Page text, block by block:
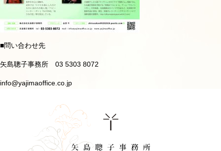
■問い合わせ先
矢島聰子事務所 03 5303 8072
info@yajimaoffice.co.jp